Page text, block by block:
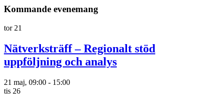
Kommande evenemang
tor 21
Nätverksträff – Regionalt stöd
uppföljning och analys
21 maj, 09:00 - 15:00
tis 26